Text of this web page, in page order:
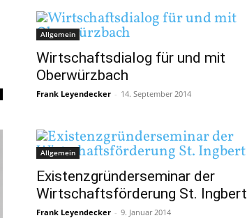
Allgemein
Wirtschaftsdialog für und mit
Oberwürzbach
Frank Leyendecker - 14. September 2014
Allgemein
Existenzgründerseminar der
Wirtschaftsförderung St. Ingbert
Frank Leyendecker - 9. Januar 2014